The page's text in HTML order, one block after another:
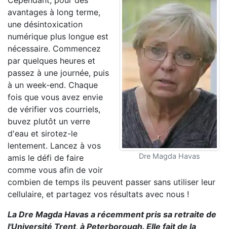
Dre Magda Havas
avantages à long terme,
une désintoxication
numérique plus longue est
nécessaire. Commencez
par quelques heures et
passez à une journée, puis
à un week-end. Chaque
fois que vous avez envie
de vérifier vos courriels,
buvez plutôt un verre
d'eau et sirotez-le
lentement. Lancez à vos
amis le défi de faire
comme vous afin de voir
combien de temps ils peuvent passer sans utiliser leur
cellulaire, et partagez vos résultats avec nous !
La Dre Magda Havas a récemment pris sa retraite de
l'Université Trent, à Peterborough. Elle fait de la